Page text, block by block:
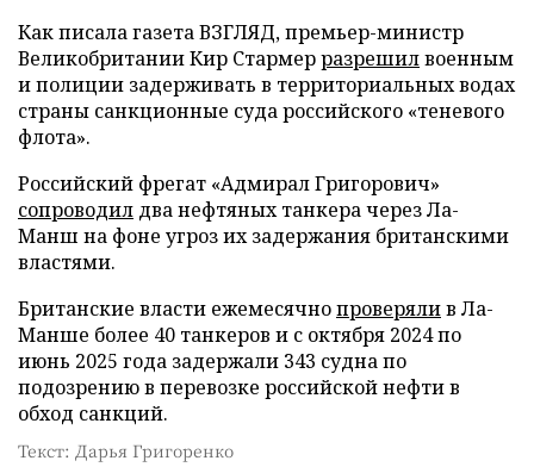
Как писала газета ВЗГЛЯД, премьер-министр
Великобритании Кир Стармерразрешилвоенным
и полиции задерживать в территориальных водах
страны санкционные суда российского «теневого
флота».
Российский фрегат «Адмирал Григорович»
сопроводил два нефтяных танкера через Ла-
Манш на фоне угроз их задержания британскими
властями.
Британские власти ежемесячнопроверялив Ла-
Манше более 40 танкеров и с октября 2024 по
июнь 2025 года задержали 343 судна по
подозрению в перевозке российской нефти в
обход санкций.
Текст: Дарья Григоренко